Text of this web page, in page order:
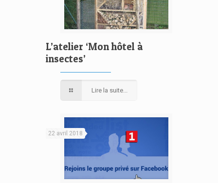
L’atelier ‘Mon hôtel à
insectes’
Lire la suite...
22 avril 2018